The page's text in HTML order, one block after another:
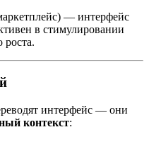
— интерфейс
в стимулировании
роста.
интерфейс — они
контекст: